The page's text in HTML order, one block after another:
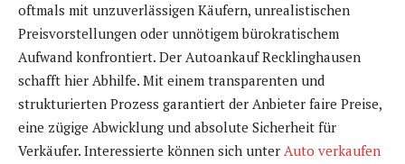
oftmals mit unzuverlässigen Käufern, unrealistischen
Preisvorstellungen oder unnötigem bürokratischem
Aufwand konfrontiert. Der Autoankauf Recklinghausen
schafft hier Abhilfe. Mit einem transparenten und
strukturierten Prozess garantiert der Anbieter faire Preise,
eine zügige Abwicklung und absolute Sicherheit für
Verkäufer. Interessierte können sich unter Auto verkaufen